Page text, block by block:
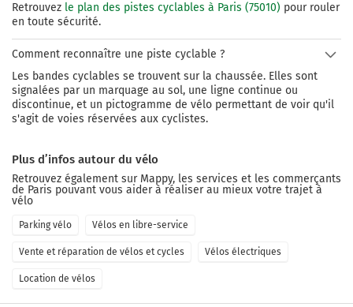
Retrouvez le plan des pistes cyclables à Paris (75010) pour rouler
en toute sécurité.
Comment reconnaître une piste cyclable ?
Les bandes cyclables se trouvent sur la chaussée. Elles sont
signalées par un marquage au sol, une ligne continue ou
discontinue, et un pictogramme de vélo permettant de voir qu'il
s'agit de voies réservées aux cyclistes.
Plus d’infos autour du vélo
Retrouvez également sur Mappy, les services et les commerçants
de Paris pouvant vous aider à réaliser au mieux votre trajet à
vélo
Parking vélo Vélos en libre-service
Vente et réparation de vélos et cycles Vélos électriques
Location de vélos